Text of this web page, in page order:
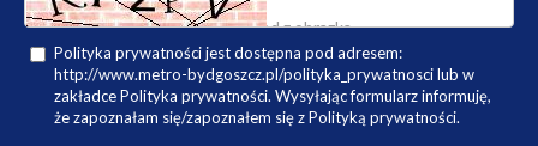
Polityka prywatności jest dostępna pod adresem:
http://www.metro-bydgoszcz.pl/polityka_prywatnosci lub w
zakładce Polityka prywatności. Wysyłając formularz informuję,
że zapoznałam się/zapoznałem się z Polityką prywatności.